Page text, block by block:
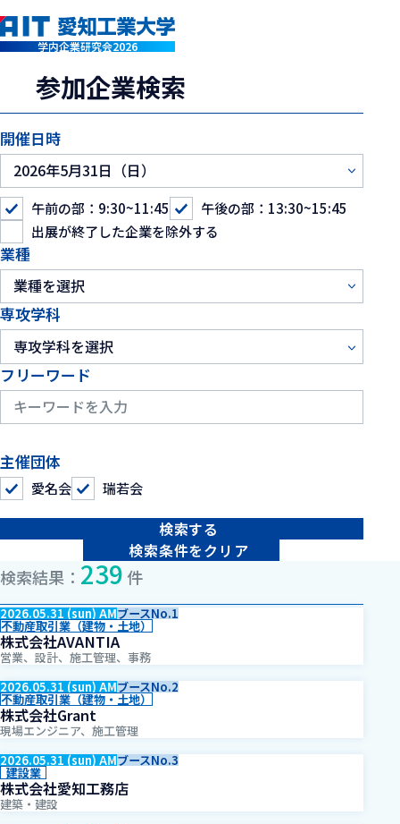
学内企業研究会2026
参加企業検索
開催日時
午前の部：9:30~11:45
午後の部：13:30~15:45
出展が終了した企業を除外する
業種
専攻学科
フリーワード
主催団体
愛名会 瑞若会
検索する
検索条件をクリア
検索結果： 239件
2026.05.31 (sun) AMブースNo.1
不動産取引業（建物・土地）
株式会社AVANTIA
営業、設計、施工管理、事務
2026.05.31 (sun) AMブースNo.2
不動産取引業（建物・土地）
株式会社Grant
現場エンジニア、施工管理
2026.05.31 (sun) AMブースNo.3
建設業
株式会社愛知工務店
建築・建設